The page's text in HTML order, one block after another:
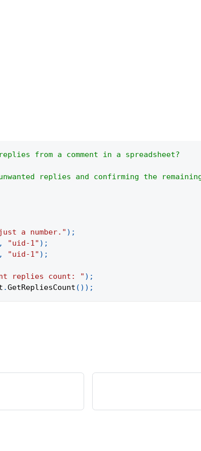
from a comment in a spreadsheet?
replies and confirming the
a number." ) ;
, "uid-1" ) ;
, "uid-1" ) ;
replies count: " ) ;
.GetRepliesCount ( ) ) ;